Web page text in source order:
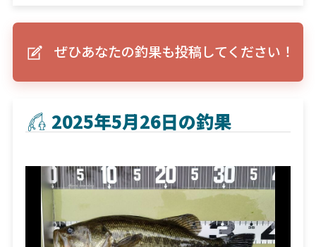
ぜひあなたの釣果も投稿してください！
2025年5月26日の釣果